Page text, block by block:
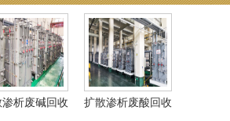
渗析废碱回收 扩散渗析废酸回收